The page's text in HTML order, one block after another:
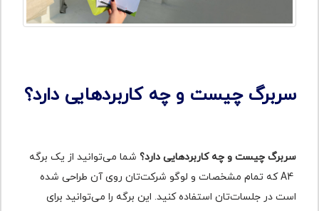
سربرگ چیست و چه کاربردهایی دارد؟
سربرگ چیست و چه کاربردهایی دارد؟ شما می‌توانید از یک برگه
A4 که تمام مشخصات و لوگو شرکت‌تان روی آن طراحی شده
است در جلسات‌تان استفاده کنید. این برگه را می‌توانید برای